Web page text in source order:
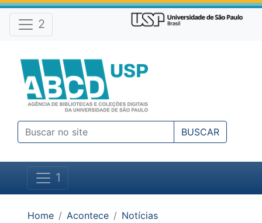
e Ferramentas do site
Ir para o conteúdo [1]
Ir para o menu [2]
Ir para a busca [3]
2
BUSCAR
1
Home Acontece
Notícias